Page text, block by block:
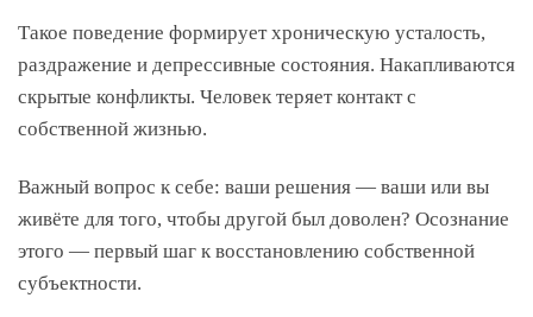
Такое поведение формирует хроническую усталость,
раздражение и депрессивные состояния. Накапливаются
скрытые конфликты. Человек теряет контакт с
собственной жизнью.
Важный вопрос к себе: ваши решения — ваши или вы
живёте для того, чтобы другой был доволен? Осознание
этого — первый шаг к восстановлению собственной
субъектности.